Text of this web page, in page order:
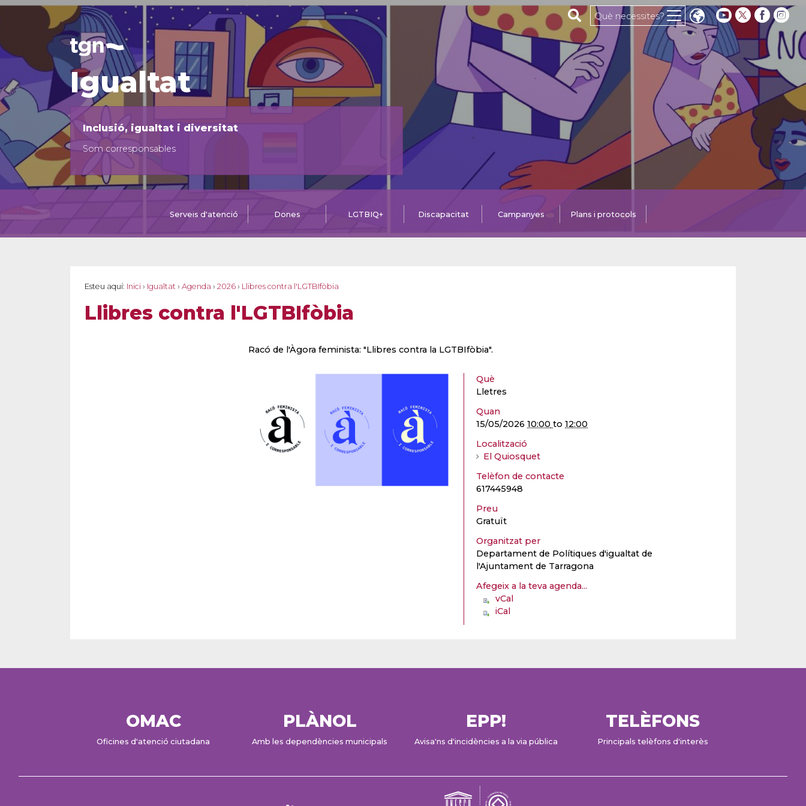
Cerca al web
Què necessites?
Igualtat
Inclusió, igualtat i diversitat
Som corresponsables
Serveis d'atenció Dones LGTBIQ+ Discapacitat Campanyes Plans i protocols
Esteu aquí: Inici › Igualtat › Agenda › 2026 › Llibres contra l'LGTBIfòbia
Llibres contra l'LGTBIfòbia
Racó de l'Àgora feminista: "Llibres contra la LGTBIfòbia".
Què
Lletres
Quan
15/05/202610:00 to12:00
Localització
El Quiosquet
Telèfon de contacte
617445948
Preu
Gratuït
Organitzat per
Departament de Polítiques d'igualtat de
l'Ajuntament de Tarragona
Afegeix a la teva agenda...
vCal
iCal
OMAC
Oficines d'atenció ciutadana
PLÀNOL
Amb les dependències municipals
EPP!
Avisa'ns d'incidències a la via pública
TELÈFONS
Principals telèfons d'interès